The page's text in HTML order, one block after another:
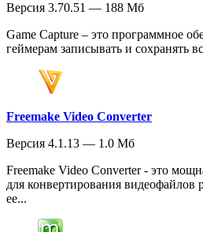
Версия 3.70.51 — 188 Мб
Game Capture – это программное
геймерам записывать и сохранять
Freemake Video Converter
Версия 4.1.13 — 1.0 Мб
Freemake Video Converter - это
для конвертирования
ее...